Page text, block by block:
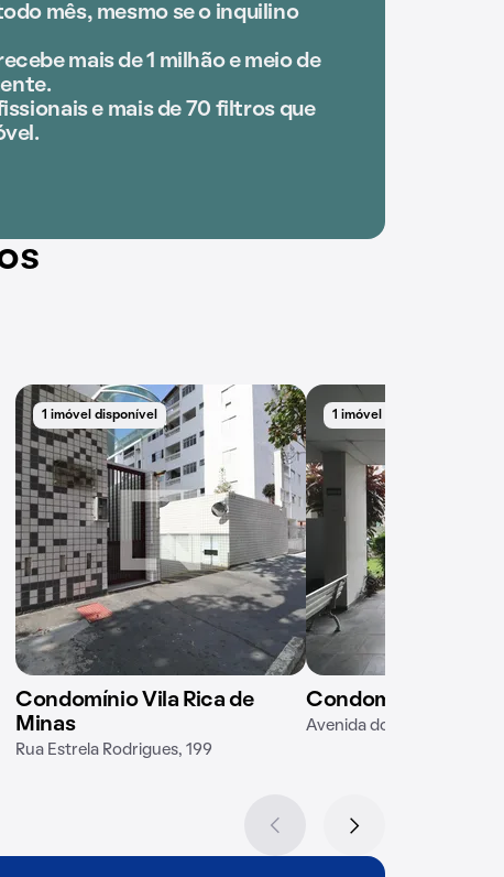
mês, mesmo se o inquilino
mais de 1 milhão e meio de
e mais de 70 filtros que
1 imóvel disponível
Condomínio Vila Rica de
Minas
Rua Estrela Rodrigues, 199
1 imóvel disponível
Condomínio
Avenida dos Caiçaras, 687